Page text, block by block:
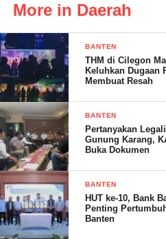
“Dalam festival sepak bola anak
hari, Sabtu 24 Febuary 2024 dan
tampil sebagai juara pertama untuk
diberikan hadiah langsung pemain
uang pembinaan serta piagam,
peserta, untuk menjadi regenerasi
dan Indonesia,” imbuhnya.
Alfian menambahkan, dalam
yang mengikuti festival ini. Terdiri
More in Daerah
BANTEN
THM di Cilegon
Keluhkan Dugaan
Membuat Resah
BANTEN
Pertanyakan
Gunung Karang,
Buka Dokumen
BANTEN
HUT ke-10, Bank
Penting
Banten